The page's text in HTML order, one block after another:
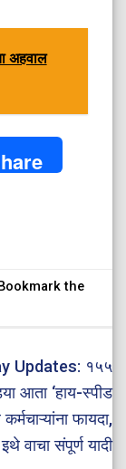
अहवाल
the
Updates: १५५
आता ‘हाय-स्पीड
फायदा,
इथे वाचा संपूर्ण यादी